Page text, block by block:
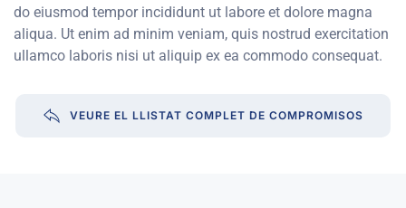
do eiusmod tempor incididunt ut labore et dolore magna
aliqua. Ut enim ad minim veniam, quis nostrud exercitation
ullamco laboris nisi ut aliquip ex ea commodo consequat.
VEURE EL LLISTAT COMPLET DE COMPROMISOS